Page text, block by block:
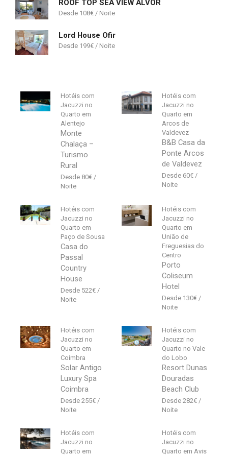
ROOF TOP SEA VIEW ALVOR
108€
Lord House Ofir
199€
Hotéis com
Jacuzzi no
Quarto em
Alentejo
Monte
Chalaça –
Turismo
Rural
80€
Hotéis com
Jacuzzi no
Quarto em
Arcos de
Valdevez
B&B Casa da
Ponte Arcos
de Valdevez
60€
Hotéis com
Jacuzzi no
Quarto em
Paço de Sousa
Casa do
Passal
Country
House
522€
Hotéis com
Jacuzzi no
Quarto em
União de
Freguesias do
Centro
Porto
Coliseum
Hotel
130€
Hotéis com
Jacuzzi no
Quarto em
Coimbra
Solar Antigo
Luxury Spa
Coimbra
255€
Hotéis com
Jacuzzi no
Quarto no Vale
do Lobo
Resort Dunas
Douradas
Beach Club
282€
Hotéis com
Jacuzzi no
Quarto em
Hotéis com
Jacuzzi no
Quarto em Avis